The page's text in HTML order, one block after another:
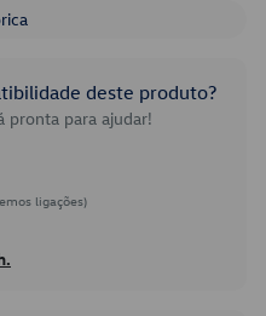
deste produto?
pronta para ajudar!
ligações)